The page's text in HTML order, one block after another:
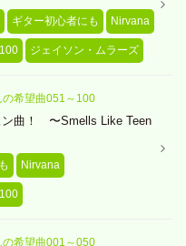
ギター初心者にも Nirvana
ジェイソン・ムラーズ
の希望曲051～100
ン曲！ 〜Smells Like Teen
Nirvana
の希望曲001～050